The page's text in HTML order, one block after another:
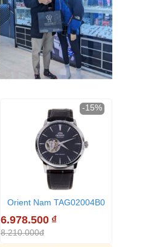
Orient Nam TAG02004B0
6.978.500 ₫
8.210.000đ
-15%